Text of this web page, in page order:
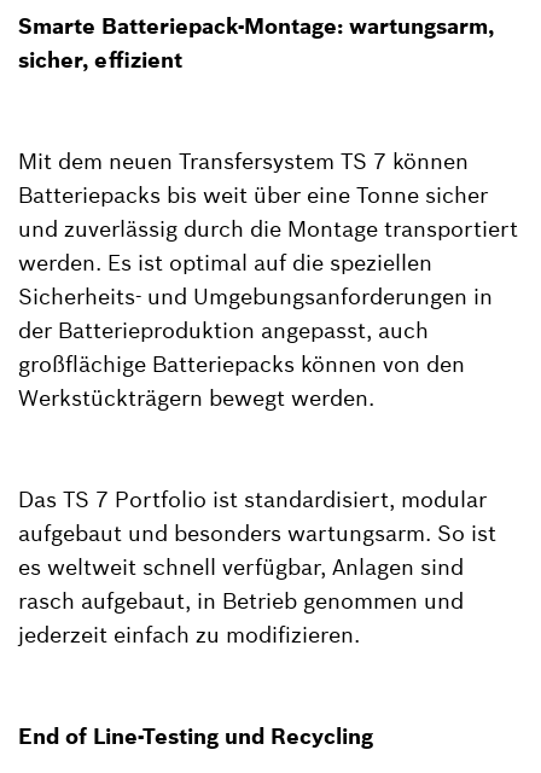
Smarte Batteriepack-Montage: wartungsarm,
sicher, effizient
Mit dem neuen Transfersystem TS 7 können
Batteriepacks bis weit über eine Tonne sicher
und zuverlässig durch die Montage transportiert
werden. Es ist optimal auf die speziellen
Sicherheits- und Umgebungsanforderungen in
der Batterieproduktion angepasst, auch
großflächige Batteriepacks können von den
Werkstückträgern bewegt werden.
Das TS 7 Portfolio ist standardisiert, modular
aufgebaut und besonders wartungsarm. So ist
es weltweit schnell verfügbar, Anlagen sind
rasch aufgebaut, in Betrieb genommen und
jederzeit einfach zu modifizieren.
End of Line-Testing und Recycling